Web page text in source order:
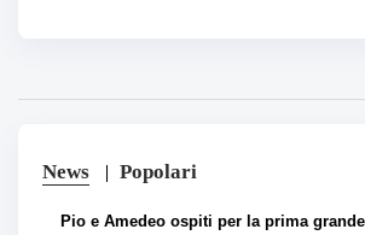
News Popolari
Pio e Amedeo ospiti per la prima